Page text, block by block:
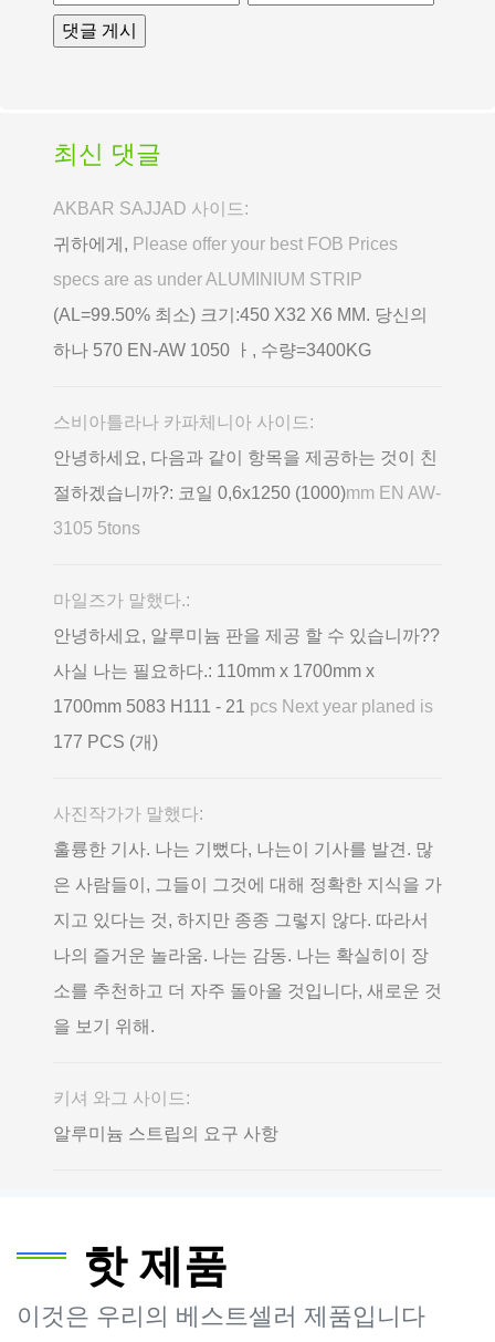
최신 댓글
AKBAR SAJJAD 사이드:
귀하에게, Please offer your best FOB Prices
specs are as under ALUMINIUM STRIP
(AL=99.50% 최소) 크기:450 X32 X6 MM. 당신의
하나 570 EN-AW 1050 ㅏ, 수량=3400KG
스비아틀라나 카파체니아 사이드:
안녕하세요, 다음과 같이 항목을 제공하는 것이 친
절하겠습니까?: 코일 0,6х1250 (1000)mm EN AW-
3105 5tons
마일즈가 말했다.:
안녕하세요, 알루미늄 판을 제공 할 수 있습니까??
사실 나는 필요하다.: 110mm x 1700mm x
1700mm 5083 H111 - 21 pcs Next year planed is
177 PCS (개)
사진작가가 말했다:
훌륭한 기사. 나는 기뻤다, 나는이 기사를 발견. 많
은 사람들이, 그들이 그것에 대해 정확한 지식을 가
지고 있다는 것, 하지만 종종 그렇지 않다. 따라서
나의 즐거운 놀라움. 나는 감동. 나는 확실히이 장
소를 추천하고 더 자주 돌아올 것입니다, 새로운 것
을 보기 위해.
키셔 와그 사이드:
알루미늄 스트립의 요구 사항
핫 제품
이것은 우리의 베스트셀러 제품입니다